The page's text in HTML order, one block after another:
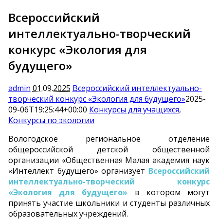
Всероссийский
интеллектуально-творческий
конкурс «Экология для
будущего»
admin 01.09.2025 Всероссийский интеллектуально-
творческий конкурс «Экология для будущего»2025-
09-06T19:25:44+00:00 Конкурсы для учащихся,
Конкурсы по экологии
Вологодское региональное отделение
общероссийской детской общественной
организации «Общественная Малая академия наук
«Интеллект будущего» организует Всероссийский
интеллектуально-творческий конкурс
«Экология для будущего» в котором могут
принять участие школьники и студенты различных
образовательных учреждений.